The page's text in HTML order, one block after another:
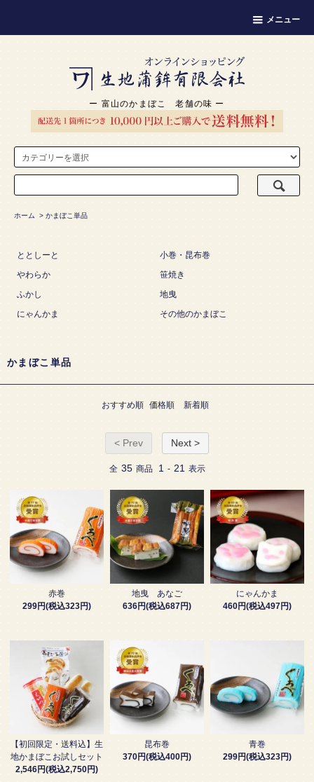
メニュー
ー 富山のかまぼこ 老舗の味 ー
ホーム > かまぼこ単品
ととしーと
小巻・昆布巻
やわらか
笹焼き
ふかし
地曳
にゃんかま
その他のかまぼこ
かまぼこ単品
おすすめ順 価格順 新着順
< Prev Next >
全 35 商品 1 - 21 表示
赤巻
299円(税込323円)
地曳 あなご
636円(税込687円)
にゃんかま
460円(税込497円)
【初回限定・送料込】生
地かまぼこお試しセット
2,546円(税込2,750円)
昆布巻
370円(税込400円)
青巻
299円(税込323円)